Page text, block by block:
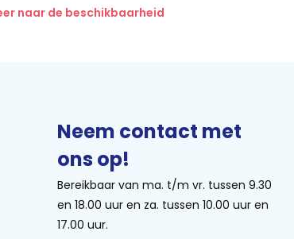
Ideaal voor open keukens of
veel ruimte voor grote
verbruik
naar de beschikbaarheid
Neem contact met
ons op!
Bereikbaar van ma. t/m vr. tussen 9.30
en 18.00 uur en za. tussen 10.00 uur en
17.00 uur.